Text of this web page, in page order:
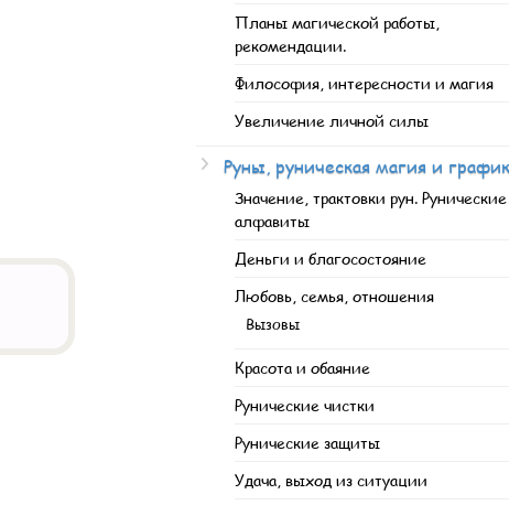
Планы магической работы,
рекомендации.
Философия, интересности и магия
Увеличение личной силы
Руны, руническая магия и
Значение, трактовки рун. Рунические
алфавиты
Деньги и благосостояние
Любовь, семья, отношения
Вызовы
Красота и обаяние
Рунические чистки
Рунические защиты
Удача, выход из ситуации